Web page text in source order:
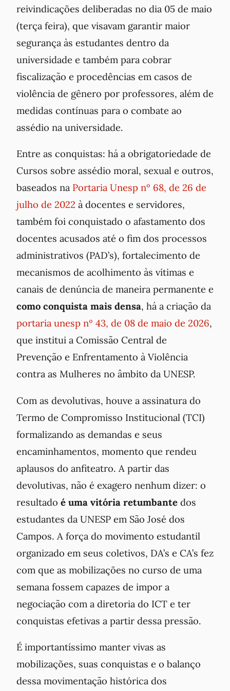
reivindicações deliberadas no dia 05 de maio
(terça feira), que visavam garantir maior
segurança às estudantes dentro da
universidade e também para cobrar
fiscalização e procedências em casos de
violência de gênero por professores, além de
medidas contínuas para o combate ao
assédio na universidade.
Entre as conquistas: há a obrigatoriedade de
Cursos sobre assédio moral, sexual e outros,
baseados na Portaria Unesp nº 68, de 26 de
julho de 2022 à docentes e servidores,
também foi conquistado o afastamento dos
docentes acusados até o fim dos processos
administrativos (PAD’s), fortalecimento de
mecanismos de acolhimento às vítimas e
canais de denúncia de maneira permanente e
como conquista mais densa, há a criação da
portaria unesp nº 43, de 08 de maio de 2026,
que institui a Comissão Central de
Prevenção e Enfrentamento à Violência
contra as Mulheres no âmbito da UNESP.
Com as devolutivas, houve a assinatura do
Termo de Compromisso Institucional (TCI)
formalizando as demandas e seus
encaminhamentos, momento que rendeu
aplausos do anfiteatro. A partir das
devolutivas, não é exagero nenhum dizer: o
resultado é uma vitória retumbante dos
estudantes da UNESP em São José dos
Campos. A força do movimento estudantil
organizado em seus coletivos, DA’s e CA’s fez
com que as mobilizações no curso de uma
semana fossem capazes de impor a
negociação com a diretoria do ICT e ter
conquistas efetivas a partir dessa pressão.
É importantíssimo manter vivas as
mobilizações, suas conquistas e o balanço
dessa movimentação histórica dos